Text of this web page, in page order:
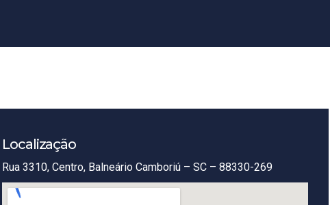
Localização
Rua 3310, Centro, Balneário Camboriú – SC – 88330-269